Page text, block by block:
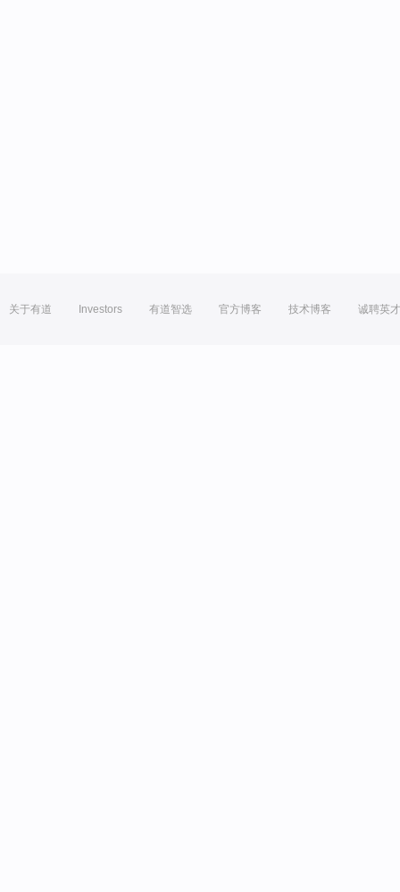
关于有道 Investors 有道智选 官方博客 技术博客 诚聘英才